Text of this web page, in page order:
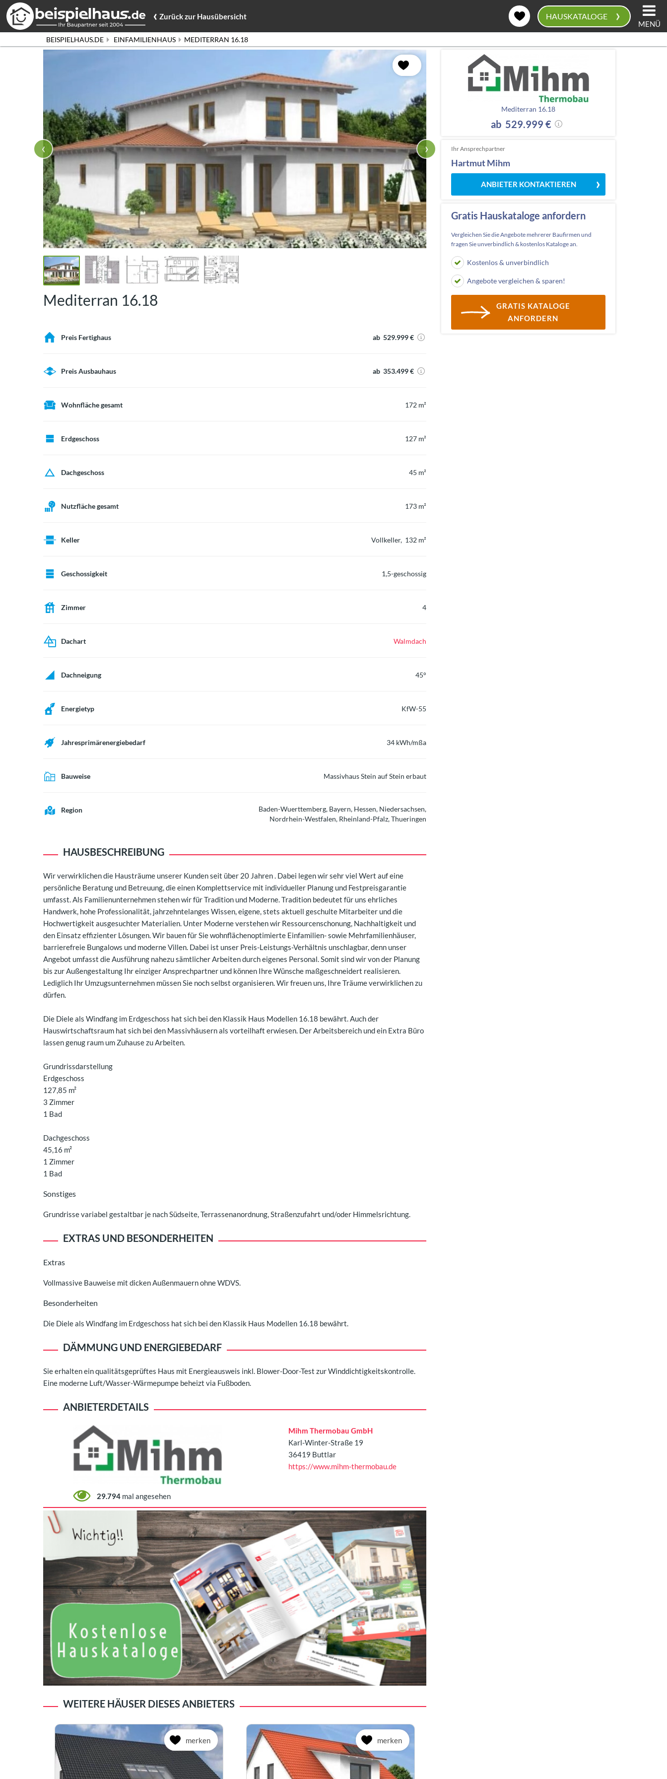
‹ Zurückzur Hausübersicht HAUSKATALOGE › MENÜ
BEISPIELHAUS.DE EINFAMILIENHAUS MEDITERRAN 16.18
‹ ›
Mediterran 16.18
Preis Fertighaus ab 529.999 €
Preis Ausbauhaus ab 353.499 €
Wohnfläche gesamt 172 m²
Erdgeschoss 127 m²
Dachgeschoss 45 m²
Nutzfläche gesamt 173 m²
Keller Vollkeller, 132 m²
Geschossigkeit 1,5-geschossig
Zimmer 4
Dachart Walmdach
Dachneigung 45°
Energietyp KfW-55
Jahresprimärenergiebedarf 34 kWh/mßa
Bauweise Massivhaus Stein auf Stein erbaut
Region
Baden-Wuerttemberg, Bayern, Hessen, Niedersachsen,
Nordrhein-Westfalen, Rheinland-Pfalz, Thueringen
HAUSBESCHREIBUNG
Wir verwirklichen die Hausträume unserer Kunden seit über 20 Jahren . Dabei legen wir sehr viel Wert auf eine
persönliche Beratung und Betreuung, die einen Komplettservice mit individueller Planung und Festpreisgarantie
umfasst. Als Familienunternehmen stehen wir für Tradition und Moderne. Tradition bedeutet für uns ehrliches
Handwerk, hohe Professionalität, jahrzehntelanges Wissen, eigene, stets aktuell geschulte Mitarbeiter und die
Hochwertigkeit ausgesuchter Materialien. Unter Moderne verstehen wir Ressourcenschonung, Nachhaltigkeit und
den Einsatz effizienter Lösungen. Wir bauen für Sie wohnflächenoptimierte Einfamilien- sowie Mehrfamilienhäuser,
barrierefreie Bungalows und moderne Villen. Dabei ist unser Preis-Leistungs-Verhältnis unschlagbar, denn unser
Angebot umfasst die Ausführung nahezu sämtlicher Arbeiten durch eigenes Personal. Somit sind wir von der Planung
bis zur Außengestaltung Ihr einziger Ansprechpartner und können Ihre Wünsche maßgeschneidert realisieren.
Lediglich Ihr Umzugsunternehmen müssen Sie noch selbst organisieren. Wir freuen uns, Ihre Träume verwirklichen zu
dürfen.
Die Diele als Windfang im Erdgeschoss hat sich bei den Klassik Haus Modellen 16.18 bewährt. Auch der
Hauswirtschaftsraum hat sich bei den Massivhäusern als vorteilhaft erwiesen. Der Arbeitsbereich und ein Extra Büro
lassen genug raum um Zuhause zu Arbeiten.
Grundrissdarstellung
Erdgeschoss
127,85 m²
3 Zimmer
1 Bad
Dachgeschoss
45,16 m²
1 Zimmer
1 Bad
Sonstiges
Grundrisse variabel gestaltbar je nach Südseite, Terrassenanordnung, Straßenzufahrt und/oder Himmelsrichtung.
EXTRAS UND BESONDERHEITEN
Extras
Vollmassive Bauweise mit dicken Außenmauern ohne WDVS.
Besonderheiten
Die Diele als Windfang im Erdgeschoss hat sich bei den Klassik Haus Modellen 16.18 bewährt.
DÄMMUNG UND ENERGIEBEDARF
Sie erhalten ein qualitätsgeprüftes Haus mit Energieausweis inkl. Blower-Door-Test zur Winddichtigkeitskontrolle.
Eine moderne Luft/Wasser-Wärmepumpe beheizt via Fußboden.
ANBIETERDETAILS
29.794mal angesehen
Mihm Thermobau GmbH
Karl-Winter-Straße 19
36419 Buttlar
https://www.mihm-thermobau.de
WEITERE HÄUSER DIESES ANBIETERS
merken merken
Mediterran 16.18
ab 529.999 €
Ihr Ansprechpartner
Hartmut Mihm
ANBIETER KONTAKTIEREN
Gratis Hauskataloge anfordern
Vergleichen Sie die Angebote mehrerer Baufirmen und
fragen Sie unverbindlich & kostenlos Kataloge an.
Kostenlos & unverbindlich
Angebote vergleichen & sparen!
GRATIS KATALOGE
ANFORDERN